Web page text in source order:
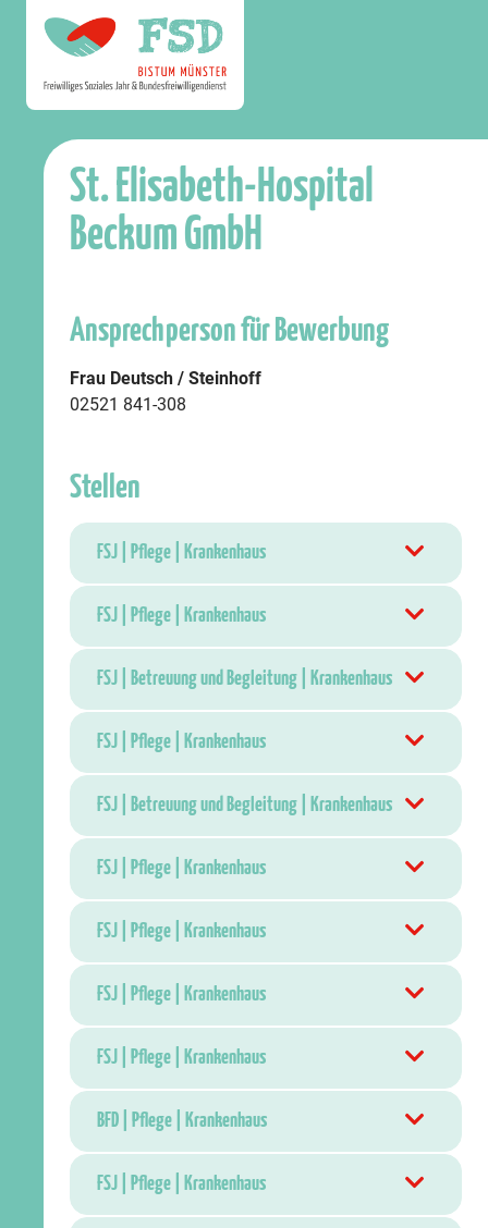
St. Elisabeth-Hospital
Beckum GmbH
Ansprechperson für Bewerbung
Frau Deutsch / Steinhoff
02521 841-308
Stellen
FSJ | Pflege | Krankenhaus
FSJ | Pflege | Krankenhaus
FSJ | Betreuung und Begleitung | Krankenhaus
FSJ | Pflege | Krankenhaus
FSJ | Betreuung und Begleitung | Krankenhaus
FSJ | Pflege | Krankenhaus
FSJ | Pflege | Krankenhaus
FSJ | Pflege | Krankenhaus
FSJ | Pflege | Krankenhaus
BFD | Pflege | Krankenhaus
FSJ | Pflege | Krankenhaus